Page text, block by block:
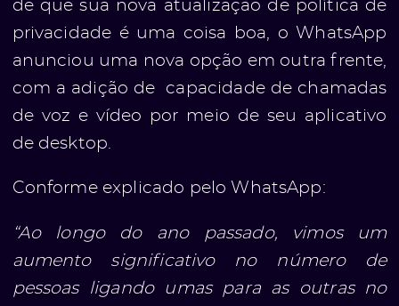
de que sua nova atualização de política de
privacidade é uma coisa boa, o WhatsApp
anunciou uma nova opção em outra frente,
com a adição de capacidade de chamadas
de voz e vídeo por meio de seu aplicativo
de desktop.
Conforme explicado pelo WhatsApp:
“Ao longo do ano passado, vimos um
aumento significativo no número de
pessoas ligando umas para as outras no